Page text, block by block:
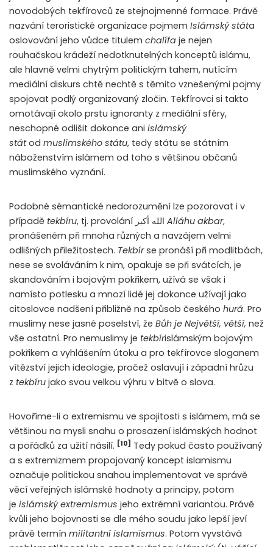
novodobých tekfírovců ze stejnojmenné formace. Právě
nazvání teroristické organizace pojmem Islámský státa
oslovování jeho vůdce titulem chalífa je nejen
rouhačskou krádeží nedotknutelných konceptů islámu,
ale hlavně velmi chytrým politickým tahem, nutícím
mediální diskurs chtě nechtě s těmito vznešenými pojmy
spojovat podlý organizovaný zločin. Tekfírovci si takto
omotávají okolo prstu ignoranty z mediální sféry,
neschopné odlišit dokonce ani islámský
státod muslimského státu, tedy státu se státním
náboženstvím islámem od toho s většinou občanů
muslimského vyznání.
Podobné sémantické nedorozumění lze pozorovat i v
případě tekbíru Alláhu akbar,
pronášeném při mnoha různých a navzájem velmi
odlišných příležitostech. Tekbírse pronáší při modlitbách,
nese se svoláváním k nim, opakuje se při svátcích, je
skandováním i bojovým pokřikem, užívá se však i
namísto potlesku a mnozí lidé jej dokonce užívají jako
citoslovce nadšení přibližně na způsob českého hurá. Pro
muslimy nese jasné poselství, že Bůh je Největší, větší, než
vše ostatní. Pro nemuslimy je tekbírislámským bojovým
pokřikem a vyhlášením útoku a pro tekfírovce sloganem
vítězství jejich ideologie, pročež oslavují i západní hrůzu
z tekbíru jako svou velkou výhru v bitvě o slova.
Hovoříme-li o extremismu ve spojitosti s islámem, má se
většinou na mysli snahu o prosazení islámských hodnot
a pořádků za užití násilí. [10] Tedy pokud často používaný
a s extremizmem propojovaný koncept islamismu
označuje politickou snahou implementovat ve správě
věcí veřejných islámské hodnoty a principy, potom
je islámský extremismus jeho extrémní variantou. Právě
kvůli jeho bojovnosti se dle mého soudu jako lepší jeví
právě termín militantní islamismus. Potom vyvstává